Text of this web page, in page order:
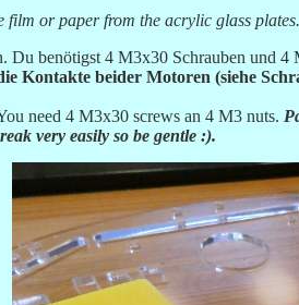
film or paper from the acrylic glass plates.
Du benötigst 4 M3x30 Schrauben und 4
Kontakte beider Motoren (siehe
need 4 M3x30 screws an 4 M3 nuts.
very easily so be gentle :).